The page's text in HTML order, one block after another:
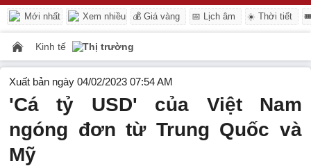
Mới nhất Xem nhiều 💰 Giá vàng 📅 Lịch âm ☀️ Thời tiết
Kinh tế Thị trường
Xuất bản ngày 04/02/2023 07:54 AM
'Cá tỷ USD' của Việt Nam
ngóng đơn từ Trung Quốc và
Mỹ